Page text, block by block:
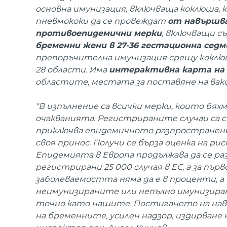
основна имунизация, включваща
пневмококи да се провеждат от
противоепидемични мерки, включващи
бременни жени в 27-36 гестационна
препоръчителна имунизация срещу
28 области. Има интерактивна карта
областите, местата за поставяне на
"В изпълнение са всички мерки, които
очакванията. Регистрираните случаи са
приключва епидемичното
своя принос. Получи се бърза оценка на
Епидемията в Европа продължава да се
регистрирани 25 000 случая в ЕС, а за
заболеваемостта няма да е в проценти, а
неимунизираните или непълно
точно като нашите. Постигането на
на бременните, усилен надзор,